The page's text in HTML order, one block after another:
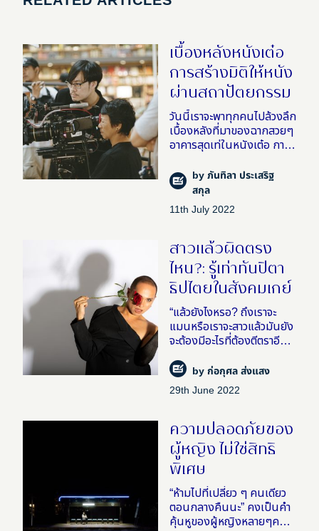
เบื้องหลังหนังเต๋อ
การสร้างมิติให้หนัง
ผ่านสถาปัตยกรรม
วันนี้เราจะพาทุกคนไปล้วงลึก
เบื้องหลังที่มาของฉากสวยๆ
อาคารสุดเท่ในหนังเต๋อ การ
สถาปัตยกรรมในโลกแห่ง
ความจริงของเต๋อ นวพล ผู้
กำกับที่ “รักภาพยนตร์ใน
byภันทิลา ประเสริฐ
สกุล
11th July 2022
สาวแล้วผิดตรง
ไหน?: รู้เท่าทันปิตา
ธิปไตยในสังคมเกย์
“แล้วยังไงหรอ? ถึงเราจะ
แมนหรือเราจะสาวแล้วมันยัง
จะต้องมีอะไรที่ต้องตีตราอีก
อีกทีอย่างงั้นหรอ? เรารู้สึก
ว่ามันไม่จำเป็น” พัดชา – ชนุ
ดม สุขสถิตย์ ศิลปิน�
byก่อกุศล ส่งแสง
29th June 2022
ความปลอดภัยของ
ผู้หญิง ไม่ใช่สิทธิ
พิเศษ
“ห้ามไปที่เปลี่ยว ๆ คนเดียว
ตอนกลางคืนนะ” คงเป็นคำ
คุ้นหูของผู้หญิงหลายๆคนที่